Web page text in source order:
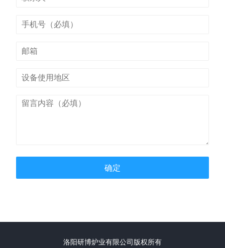
确定
洛阳研博炉业有限公司版权所有